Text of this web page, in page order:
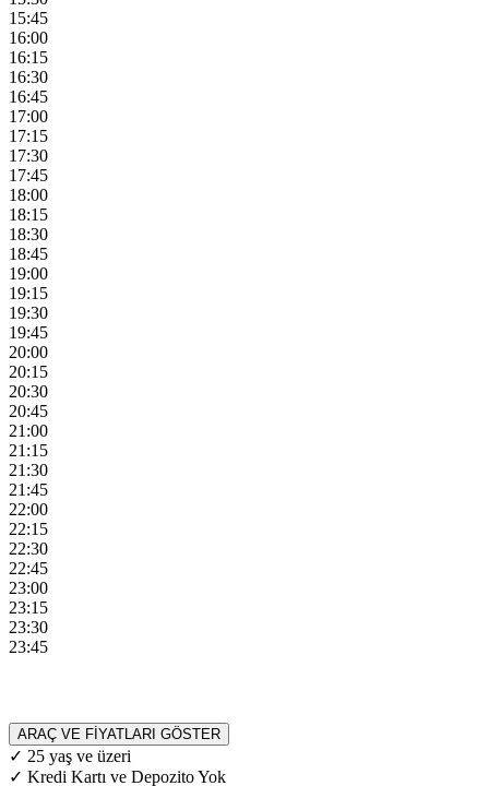
15:45
16:00
16:15
16:30
16:45
17:00
17:15
17:30
17:45
18:00
18:15
18:30
18:45
19:00
19:15
19:30
19:45
20:00
20:15
20:30
20:45
21:00
21:15
21:30
21:45
22:00
22:15
22:30
22:45
23:00
23:15
23:30
23:45
ARAÇ VE FİYATLARI GÖSTER
✓ 25 yaş ve üzeri
✓ Kredi Kartı ve Depozito Yok